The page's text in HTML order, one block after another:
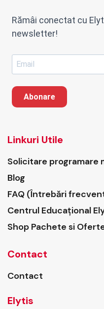
Rămâi conectat cu
newsletter!
Abonare
Linkuri Utile
Solicitare programare
Blog
FAQ (Întrebări
Centrul Educațional
Shop Pachete si
Contact
Contact
Elytis